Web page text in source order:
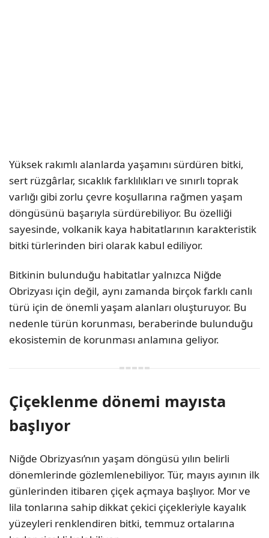
Yüksek rakımlı alanlarda yaşamını sürdüren bitki,
sert rüzgârlar, sıcaklık farklılıkları ve sınırlı toprak
varlığı gibi zorlu çevre koşullarına rağmen yaşam
döngüsünü başarıyla sürdürebiliyor. Bu özelliği
sayesinde, volkanik kaya habitatlarının karakteristik
bitki türlerinden biri olarak kabul ediliyor.
Bitkinin bulunduğu habitatlar yalnızca Niğde
Obrizyası için değil, aynı zamanda birçok farklı canlı
türü için de önemli yaşam alanları oluşturuyor. Bu
nedenle türün korunması, beraberinde bulunduğu
ekosistemin de korunması anlamına geliyor.
Çiçeklenme dönemi mayısta
başlıyor
Niğde Obrizyası’nın yaşam döngüsü yılın belirli
dönemlerinde gözlemlenebiliyor. Tür, mayıs ayının ilk
günlerinden itibaren çiçek açmaya başlıyor. Mor ve
lila tonlarına sahip dikkat çekici çiçekleriyle kayalık
yüzeyleri renklendiren bitki, temmuz ortalarına